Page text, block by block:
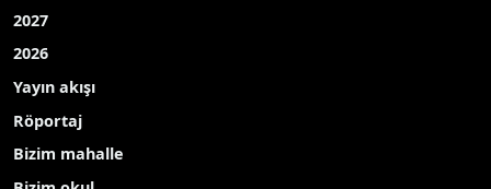
2027
2026
Yayın akışı
Röportaj
Bizim mahalle